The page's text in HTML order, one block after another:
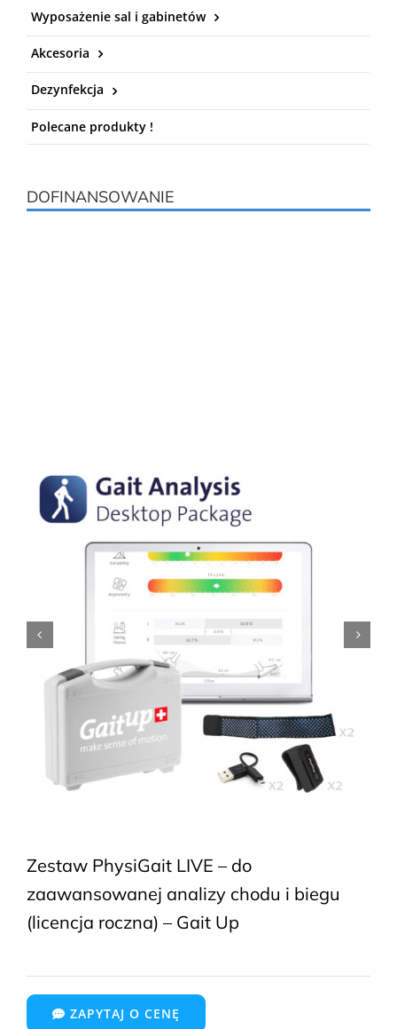
Zestaw PhysiGait LIVE – do
zaawansowanej analizy chodu i biegu
(licencja roczna) – Gait Up
ZAPYTAJ O CENĘ
Wyposażenie sal i gabinetów
Akcesoria
Dezynfekcja
Polecane produkty !
DOFINANSOWANIE